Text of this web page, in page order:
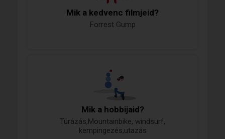
Mik a kedvenc filmjeid?
Forrest Gump
Mik a hobbijaid?
Túrázás,Mountainbike, windsurf,
kempingezés,utazás